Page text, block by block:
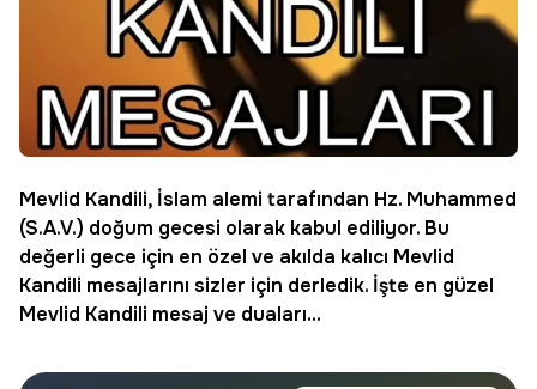
Mevlid Kandili, İslam alemi tarafından Hz. Muhammed
(S.A.V.) doğum gecesi olarak kabul ediliyor. Bu
değerli gece için en özel ve akılda kalıcı Mevlid
Kandili mesajlarını sizler için derledik. İşte en güzel
Mevlid Kandili mesaj ve duaları...